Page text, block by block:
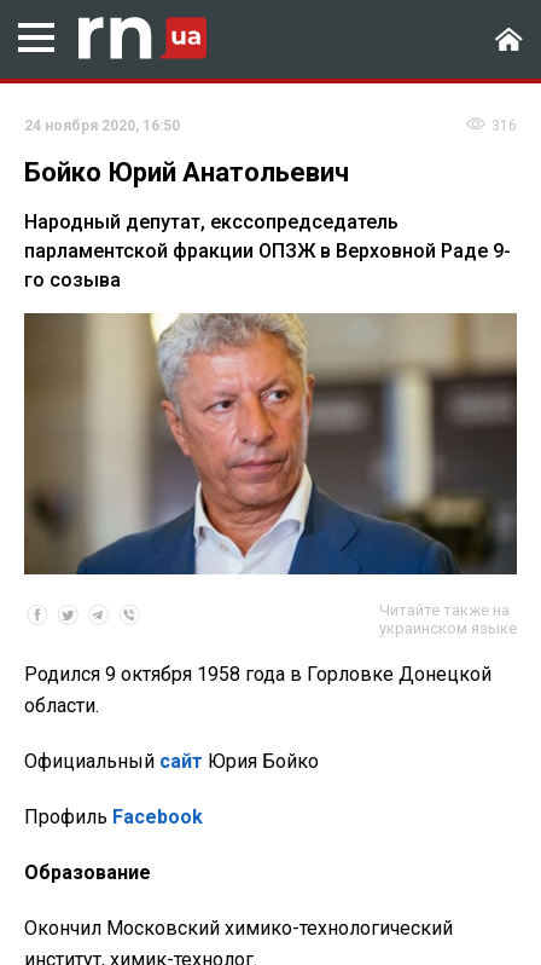
24 ноября 2020, 16:50 316
Бойко Юрий Анатольевич
Народный депутат, екссопредседатель
парламентской фракции ОПЗЖ в Верховной Раде 9-
го созыва
Читайте также на
украинском языке
Родился 9 октября 1958 года в Горловке Донецкой
области.
Официальный сайт Юрия Бойко
Профиль Facebook
Образование
Окончил Московский химико-технологический
институт, химик-технолог.